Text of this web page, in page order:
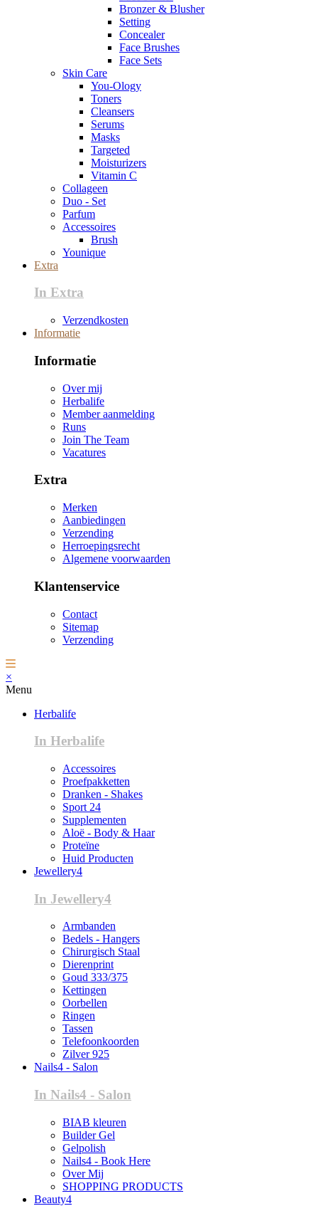
Bronzer & Blusher
Setting
Concealer
Face Brushes
Face Sets
Skin Care
You-Ology
Toners
Cleansers
Serums
Masks
Targeted
Moisturizers
Vitamin C
Collageen
Duo - Set
Parfum
Accessoires
Brush
Younique
Extra
In Extra
Verzendkosten
Informatie
Informatie
Over mij
Herbalife
Member aanmelding
Runs
Join The Team
Vacatures
Extra
Merken
Aanbiedingen
Verzending
Herroepingsrecht
Algemene voorwaarden
Klantenservice
Contact
Sitemap
Verzending
×
Menu
Herbalife
In Herbalife
Accessoires
Proefpakketten
Dranken - Shakes
Sport 24
Supplementen
Aloë - Body & Haar
Proteïne
Huid Producten
Jewellery4
In Jewellery4
Armbanden
Bedels - Hangers
Chirurgisch Staal
Dierenprint
Goud 333/375
Kettingen
Oorbellen
Ringen
Tassen
Telefoonkoorden
Zilver 925
Nails4 - Salon
In Nails4 - Salon
BIAB kleuren
Builder Gel
Gelpolish
Nails4 - Book Here
Over Mij
SHOPPING PRODUCTS
Beauty4